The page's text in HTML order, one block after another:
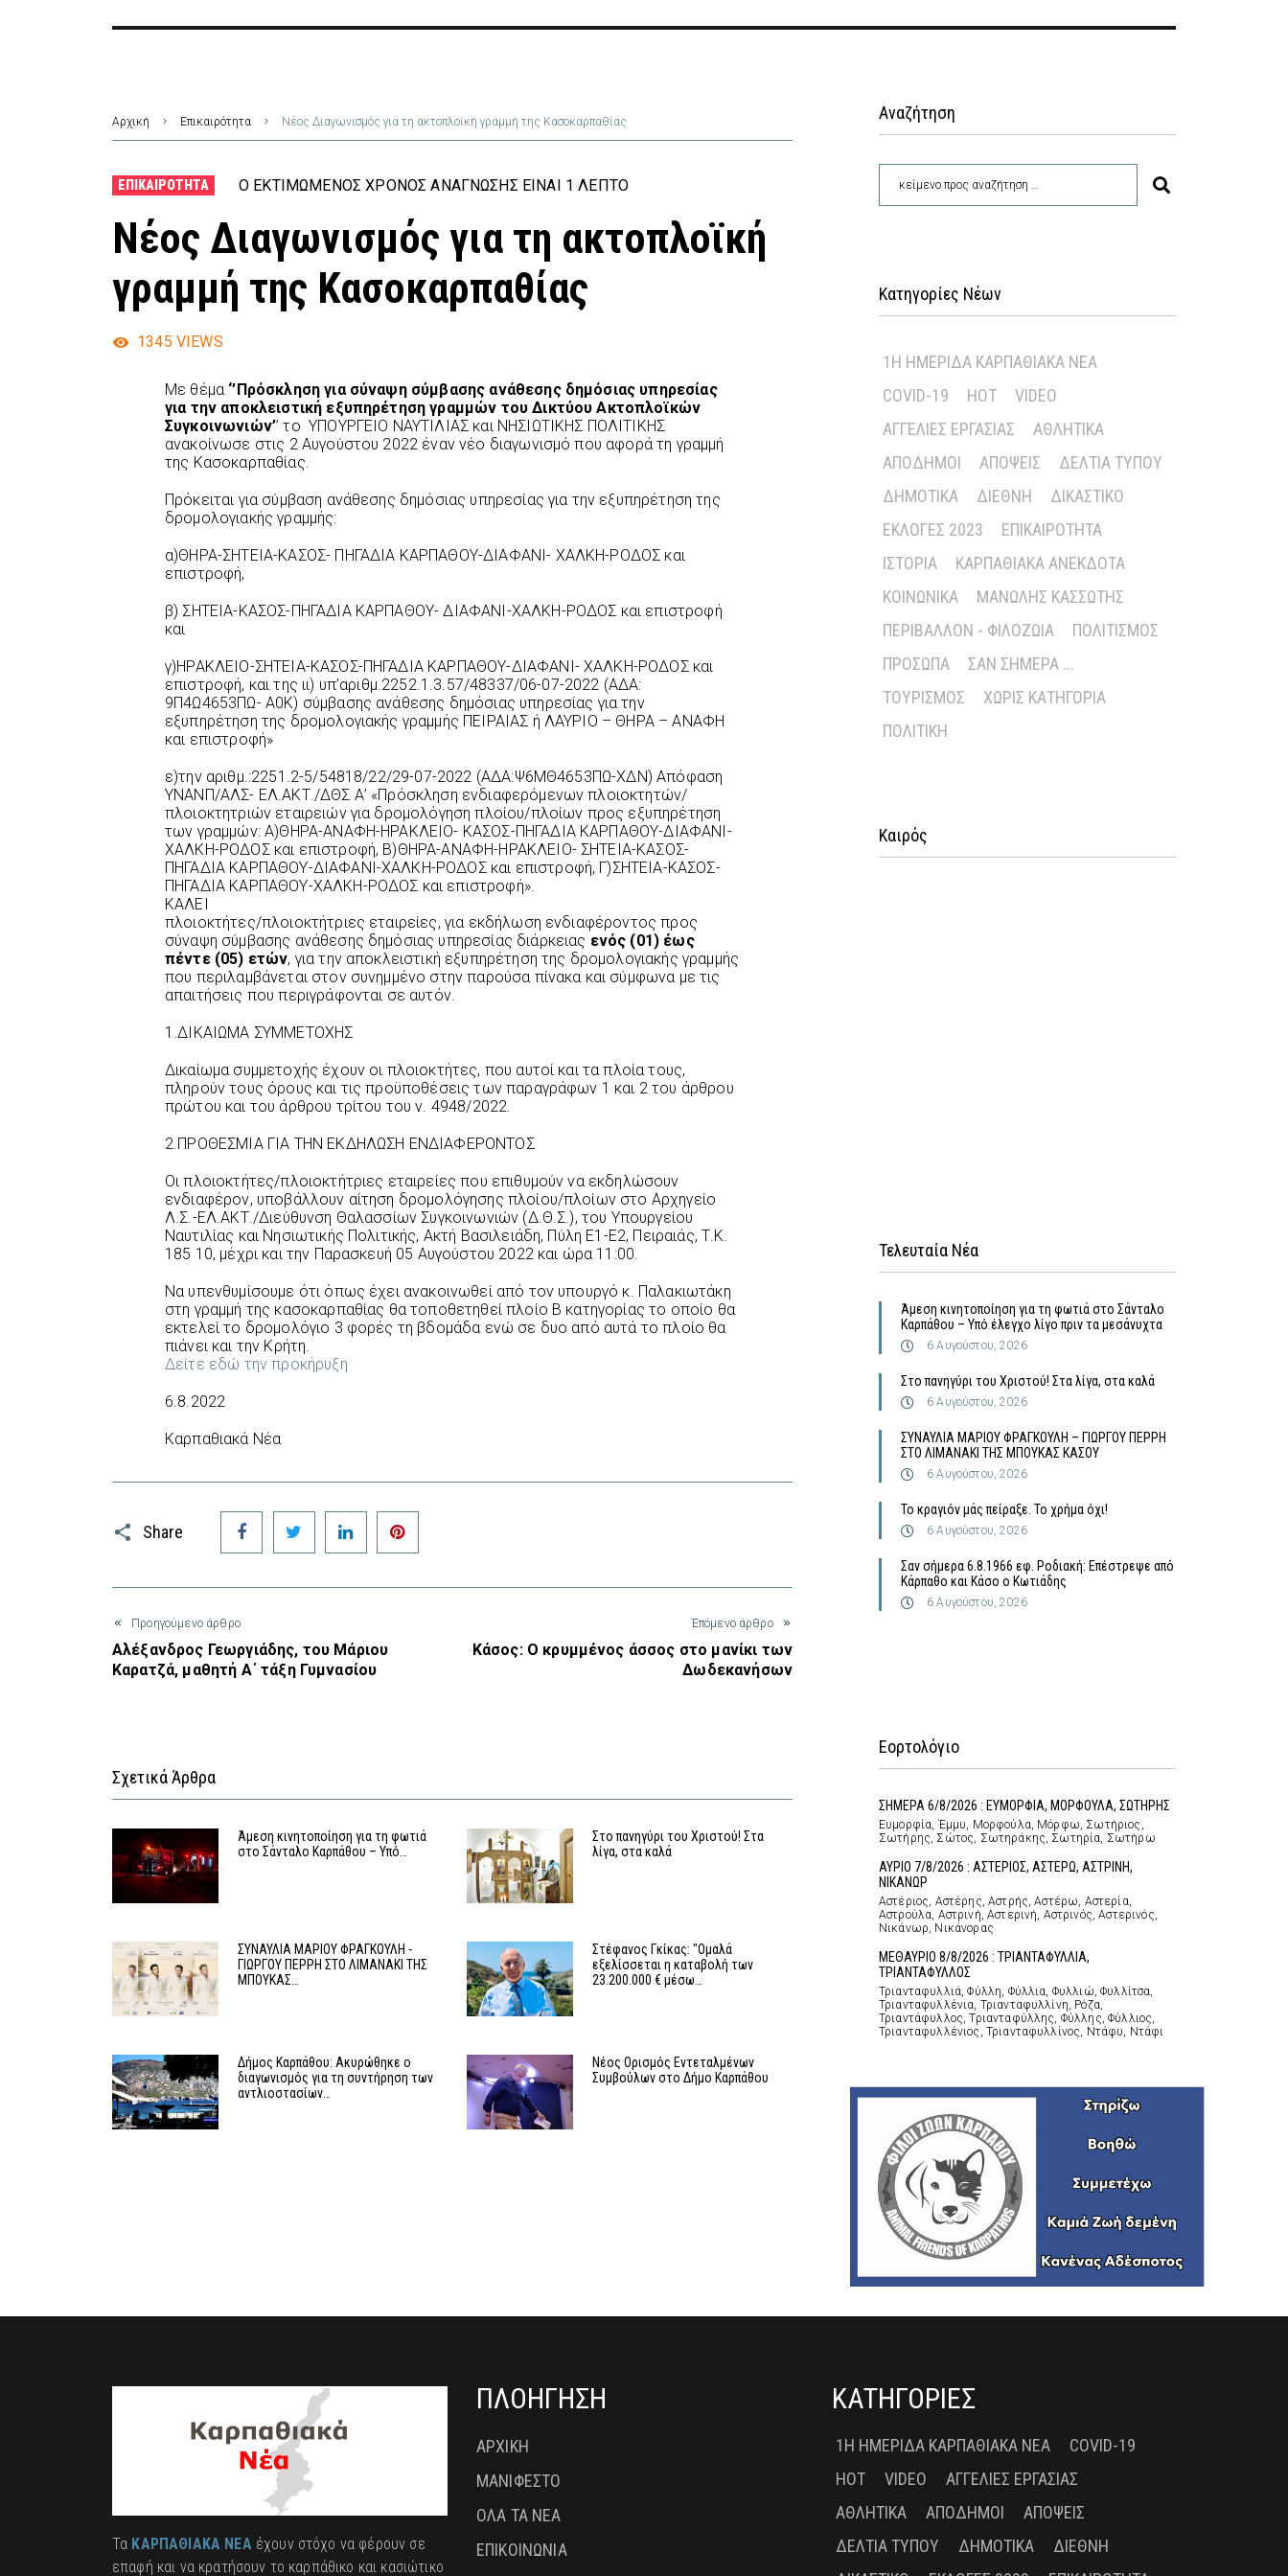
Αρχική Επικαιρότητα Νέος Διαγωνισμός για τη ακτοπλοϊκή γραμμή της Κασοκαρπαθίας
ΕΠΙΚΑΙΡΌΤΗΤΑ Ο ΕΚΤΙΜΏΜΕΝΟΣ ΧΡΌΝΟΣ ΑΝΆΓΝΩΣΗΣ ΕΊΝΑΙ 1 ΛΕΠΤΌ
Νέος Διαγωνισμός για τη ακτοπλοϊκή
γραμμή της Κασοκαρπαθίας
1345 VIEWS
Με θέμα ‘’Πρόσκληση για σύναψη σύμβασης ανάθεσης δημόσιας υπηρεσίας
για την αποκλειστική εξυπηρέτηση γραμμών του Δικτύου Ακτοπλοϊκών
Συγκοινωνιών’’ το ΥΠΟΥΡΓΕΙΟ ΝΑΥΤΙΛΙΑΣ και ΝΗΣΙΩΤΙΚΗΣ ΠΟΛΙΤΙΚΗΣ
ανακοίνωσε στις 2 Αυγούστου 2022 έναν νέο διαγωνισμό που αφορά τη γραμμή
της Κασοκαρπαθίας.
Πρόκειται για σύμβαση ανάθεσης δημόσιας υπηρεσίας για την εξυπηρέτηση της
δρομολογιακής γραμμής:
α)ΘΗΡΑ-ΣΗΤΕΙΑ-ΚΑΣΟΣ- ΠΗΓΑΔΙΑ ΚΑΡΠΑΘΟΥ-ΔΙΑΦΑΝΙ- ΧΑΛΚΗ-ΡΟΔΟΣ και
επιστροφή,
β) ΣΗΤΕΙΑ-ΚΑΣΟΣ-ΠΗΓΑΔΙΑ ΚΑΡΠΑΘΟΥ- ΔΙΑΦΑΝΙ-ΧΑΛΚΗ-ΡΟΔΟΣ και επιστροφή
και
γ)ΗΡΑΚΛΕΙΟ-ΣΗΤΕΙΑ-ΚΑΣΟΣ-ΠΗΓΑΔΙΑ ΚΑΡΠΑΘΟΥ-ΔΙΑΦΑΝΙ- ΧΑΛΚΗ-ΡΟΔΟΣ και
επιστροφή, και της ιι) υπ’αριθμ.2252.1.3.57/48337/06-07-2022 (ΑΔΑ:
9Π4Ω4653ΠΩ- Α0Κ) σύμβασης ανάθεσης δημόσιας υπηρεσίας για την
εξυπηρέτηση της δρομολογιακής γραμμής ΠΕΙΡΑΙΑΣ ή ΛΑΥΡΙΟ – ΘΗΡΑ – ΑΝΑΦΗ
και επιστροφή»
ε)την αριθμ.:2251.2-5/54818/22/29-07-2022 (ΑΔΑ:Ψ6ΜΘ4653ΠΩ-ΧΔΝ) Απόφαση
ΥΝΑΝΠ/ΑΛΣ- ΕΛ.ΑΚΤ./ΔΘΣ Α’ «Πρόσκληση ενδιαφερόμενων πλοιοκτητών/
πλοιοκτητριών εταιρειών για δρομολόγηση πλοίου/πλοίων προς εξυπηρέτηση
των γραμμών: Α)ΘΗΡΑ-ΑΝΑΦΗ-ΗΡΑΚΛΕΙΟ- ΚΑΣΟΣ-ΠΗΓΑΔΙΑ ΚΑΡΠΑΘΟΥ-ΔΙΑΦΑΝΙ-
ΧΑΛΚΗ-ΡΟΔΟΣ και επιστροφή, Β)ΘΗΡΑ-ΑΝΑΦΗ-ΗΡΑΚΛΕΙΟ- ΣΗΤΕΙΑ-ΚΑΣΟΣ-
ΠΗΓΑΔΙΑ ΚΑΡΠΑΘΟΥ-ΔΙΑΦΑΝΙ-ΧΑΛΚΗ-ΡΟΔΟΣ και επιστροφή, Γ)ΣΗΤΕΙΑ-ΚΑΣΟΣ-
ΠΗΓΑΔΙΑ ΚΑΡΠΑΘΟΥ-ΧΑΛΚΗ-ΡΟΔΟΣ και επιστροφή».
ΚΑΛΕΙ
πλοιοκτήτες/πλοιοκτήτριες εταιρείες, για εκδήλωση ενδιαφέροντος προς
σύναψη σύμβασης ανάθεσης δημόσιας υπηρεσίας διάρκειας ενός (01) έως
πέντε (05) ετών, για την αποκλειστική εξυπηρέτηση της δρομολογιακής γραμμής
που περιλαμβάνεται στον συνημμένο στην παρούσα πίνακα και σύμφωνα με τις
απαιτήσεις που περιγράφονται σε αυτόν.
1.ΔΙΚΑΙΩΜΑ ΣΥΜΜΕΤΟΧΗΣ
Δικαίωμα συμμετοχής έχουν οι πλοιοκτήτες, που αυτοί και τα πλοία τους,
πληρούν τους όρους και τις προϋποθέσεις των παραγράφων 1 και 2 του άρθρου
πρώτου και του άρθρου τρίτου του ν. 4948/2022.
2.ΠΡΟΘΕΣΜΙΑ ΓΙΑ ΤΗΝ ΕΚΔΗΛΩΣΗ ΕΝΔΙΑΦΕΡΟΝΤΟΣ
Οι πλοιοκτήτες/πλοιοκτήτριες εταιρείες που επιθυμούν να εκδηλώσουν
ενδιαφέρον, υποβάλλουν αίτηση δρομολόγησης πλοίου/πλοίων στο Αρχηγείο
Λ.Σ.-ΕΛ.ΑΚΤ./Διεύθυνση Θαλασσίων Συγκοινωνιών (Δ.Θ.Σ.), του Υπουργείου
Ναυτιλίας και Νησιωτικής Πολιτικής, Ακτή Βασιλειάδη, Πύλη Ε1-Ε2, Πειραιάς, Τ.Κ.
185 10, μέχρι και την Παρασκευή 05 Αυγούστου 2022 και ώρα 11:00.
Να υπενθυμίσουμε ότι όπως έχει ανακοινωθεί από τον υπουργό κ. Παλακιωτάκη
στη γραμμή της κασοκαρπαθίας θα τοποθετηθεί πλοίο Β κατηγορίας το οποίο θα
εκτελεί το δρομολόγιο 3 φορές τη βδομάδα ενώ σε δυο από αυτά το πλοίο θα
πιάνει και την Κρήτη.
Δείτε εδώ την προκήρυξη
6.8.2022
Καρπαθιακά Νέα
Share
Facebook Twitter LinkedIn
Προηγούμενο άρθρο
Αλέξανδρος Γεωργιάδης, του Μάριου
Καρατζά, μαθητή Α΄ τάξη Γυμνασίου
Έπόμενο άρθρο
Κάσος: Ο κρυμμένος άσσος στο μανίκι των
Δωδεκανήσων
Σχετικά Άρθρα
Άμεση κινητοποίηση για τη φωτιά
στο Σάνταλο Καρπάθου – Υπό…
Στο πανηγύρι του Χριστού! Στα
λίγα, στα καλά
ΣΥΝΑΥΛΙΑ ΜΑΡΙΟΥ ΦΡΑΓΚΟΥΛΗ -
ΓΙΩΡΓΟΥ ΠΕΡΡΗ ΣΤΟ ΛΙΜΑΝΑΚΙ ΤΗΣ
ΜΠΟΥΚΑΣ…
Στέφανος Γκίκας: "Ομαλά
εξελίσσεται η καταβολή των
23.200.000 € μέσω…
Δήμος Καρπάθου: Ακυρώθηκε ο
διαγωνισμός για τη συντήρηση των
αντλιοστασίων…
Νέος Ορισμός Εντεταλμένων
Συμβούλων στο Δήμο Καρπάθου
Αναζήτηση
Κατηγορίες Νέων
1Η ΗΜΕΡΊΔΑ ΚΑΡΠΑΘΙΑΚΆ ΝΈΑ
COVID-19
HOT
VIDEO
ΑΓΓΕΛΊΕΣ ΕΡΓΑΣΊΑΣ
ΑΘΛΗΤΙΚΆ
ΑΠΌΔΗΜΟΙ
ΑΠΌΨΕΙΣ
ΔΕΛΤΊΑ ΤΎΠΟΥ
ΔΗΜΟΤΙΚΆ
ΔΙΕΘΝΉ
ΔΙΚΑΣΤΙΚΌ
ΕΚΛΟΓΈΣ 2023
ΕΠΙΚΑΙΡΌΤΗΤΑ
ΙΣΤΟΡΊΑ
ΚΑΡΠΑΘΙΑΚΆ ΑΝΈΚΔΟΤΑ
ΚΟΙΝΩΝΙΚΆ
ΜΑΝΏΛΗΣ ΚΑΣΣΏΤΗΣ
ΠΕΡΙΒΆΛΛΟΝ - ΦΙΛΟΖΩΊΑ
ΠΟΛΙΤΙΣΜΌΣ
ΠΡΌΣΩΠΑ
ΣΑΝ ΣΉΜΕΡΑ ...
ΤΟΥΡΙΣΜΌΣ
ΧΩΡΊΣ ΚΑΤΗΓΟΡΊΑ
ΠΟΛΙΤΙΚΉ
Καιρός
Τελευταία Νέα
Άμεση κινητοποίηση για τη φωτιά στο Σάνταλο
Καρπάθου – Υπό έλεγχο λίγο πριν τα μεσάνυχτα
6 Αυγούστου, 2026
Στο πανηγύρι του Χριστού! Στα λίγα, στα καλά
6 Αυγούστου, 2026
ΣΥΝΑΥΛΙΑ ΜΑΡΙΟΥ ΦΡΑΓΚΟΥΛΗ – ΓΙΩΡΓΟΥ ΠΕΡΡΗ
ΣΤΟ ΛΙΜΑΝΑΚΙ ΤΗΣ ΜΠΟΥΚΑΣ ΚΑΣΟΥ
6 Αυγούστου, 2026
Το κραγιόν μάς πείραξε. Το χρήμα όχι!
6 Αυγούστου, 2026
Σαν σήμερα 6.8.1966 εφ. Ροδιακή: Επέστρεψε από
Κάρπαθο και Κάσο ο Κωτιάδης
6 Αυγούστου, 2026
Εορτολόγιο
ΣΗΜΕΡΑ 6/8/2026 : ΕΥΜΟΡΦΙΑ, ΜΟΡΦΟΥΛΑ, ΣΩΤΗΡΗΣ
Ευμορφία, Έμμυ, Μορφούλα, Μόρφω, Σωτήριος,
Σωτήρης, Σώτος, Σωτηράκης, Σωτηρία, Σωτήρω
ΑΥΡΙΟ 7/8/2026 : ΑΣΤΕΡΙΟΣ, ΑΣΤΕΡΩ, ΑΣΤΡΙΝΗ,
ΝΙΚΑΝΩΡ
Αστέριος, Αστέρης, Αστρής, Αστέρω, Αστερία,
Αστρούλα, Αστρινή, Αστερινή, Αστρινός, Αστερινός,
Νικάνωρ, Νικάνορας
ΜΕΘΑΥΡΙΟ 8/8/2026 : ΤΡΙΑΝΤΑΦΥΛΛΙΑ,
ΤΡΙΑΝΤΑΦΥΛΛΟΣ
Τριανταφυλλιά, Φύλλη, Φύλλια, Φυλλιώ, Φυλλίτσα,
Τριανταφυλλένια, Τριανταφυλλίνη, Ρόζα,
Τριαντάφυλλος, Τριανταφύλλης, Φύλλης, Φύλλιος,
Τριανταφυλλένιος, Τριανταφυλλίνος, Ντάφυ, Ντάφι
Τα ΚΑΡΠΑΘΙΑΚΑ ΝΕΑέχουν στόχο να φέρουν σε
επαφή και να κρατήσουν το καρπάθικο και κασιώτικο
ΠΛΟΗΓΗΣΗ
ΑΡΧΙΚΗ
ΜΑΝΙΦΕΣΤΟ
ΟΛΑ ΤΑ ΝΕΑ
ΕΠΙΚΟΙΝΩΝΙΑ
ΚΑΤΗΓΟΡΙΕΣ
1Η ΗΜΕΡΊΔΑ ΚΑΡΠΑΘΙΑΚΆ ΝΈΑ
COVID-19
HOT
VIDEO
ΑΓΓΕΛΊΕΣ ΕΡΓΑΣΊΑΣ
ΑΘΛΗΤΙΚΆ
ΑΠΌΔΗΜΟΙ
ΑΠΌΨΕΙΣ
ΔΕΛΤΊΑ ΤΎΠΟΥ
ΔΗΜΟΤΙΚΆ
ΔΙΕΘΝΉ